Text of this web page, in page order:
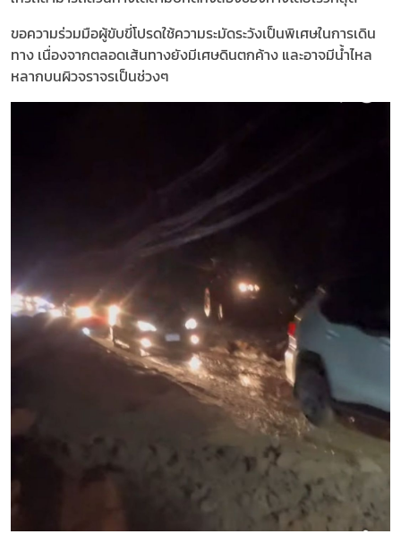
ขอความร่วมมือผู้ขับขี่โปรดใช้ความระมัดระวังเป็นพิเศษในการเดิน
ทาง เนื่องจากตลอดเส้นทางยังมีเศษดินตกค้าง และอาจมีน้ำไหล
หลากบนผิวจราจรเป็นช่วงๆ